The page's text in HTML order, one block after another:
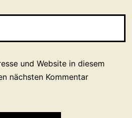
und Website in diesem
nächsten Kommentar